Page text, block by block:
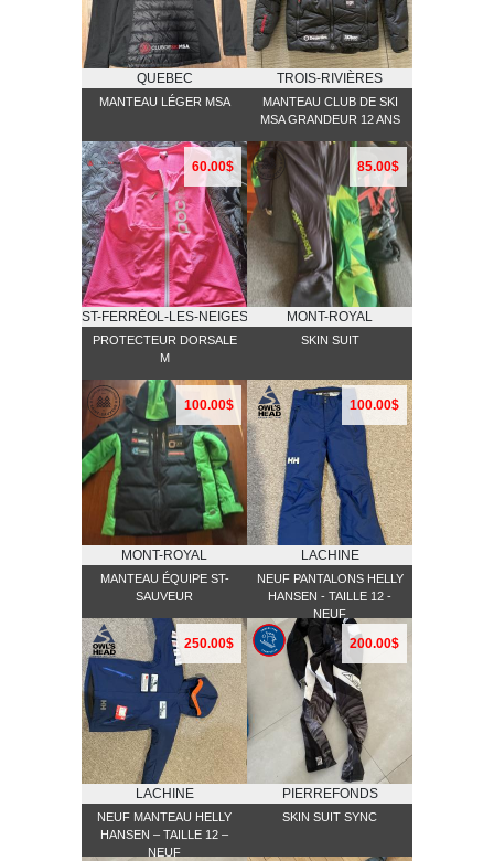
QUEBEC
MANTEAU LÉGER MSA
TROIS-RIVIÈRES
MANTEAU CLUB DE SKI
MSA GRANDEUR 12 ANS
60.00$
ST-FERRĖOL-LES-NEIGES
PROTECTEUR DORSALE
M
85.00$
MONT-ROYAL
SKIN SUIT
100.00$
MONT-ROYAL
MANTEAU ÉQUIPE ST-
SAUVEUR
100.00$
LACHINE
NEUF PANTALONS HELLY
HANSEN - TAILLE 12 -
NEUF
250.00$
LACHINE
NEUF MANTEAU HELLY
HANSEN – TAILLE 12 –
NEUF
200.00$
PIERREFONDS
SKIN SUIT SYNC